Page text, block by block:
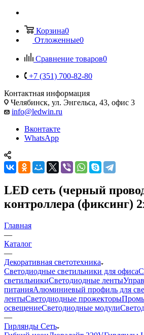
Корзина0
Отложенные0
Сравнение товаров0
+7 (351) 700-82-80
Контактная информация
Челябинск, ул. Энгельса, 43, офис 3
info@ledwin.ru
Вконтакте
WhatsApp
LED сеть (черный
контроллера (фиксинг)
Главная
—
Каталог
—
Декоративная светотехника
Светодиодные светильники для офиса
светильникиСветодиодные ленты
питанияАлюминиевый профиль для
лентыСветодиодные прожекторы
освещениеСветодиодные модули
—
Гирлянды Сеть